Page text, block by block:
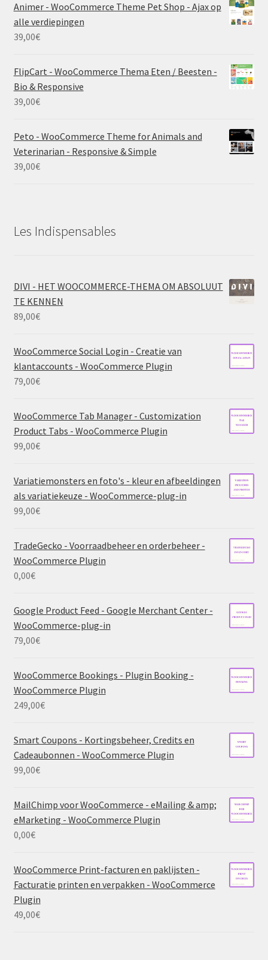
Animer - WooCommerce Theme Pet Shop - Ajax op
alle verdiepingen
39,00€
FlipCart - WooCommerce Thema Eten / Beesten -
Bio & Responsive
39,00€
Peto - WooCommerce Theme for Animals and
Veterinarian - Responsive & Simple
39,00€
Les Indispensables
DIVI - HET WOOCOMMERCE-THEMA OM ABSOLUUT
TE KENNEN
89,00€
WooCommerce Social Login - Creatie van
klantaccounts - WooCommerce Plugin
79,00€
WooCommerce Tab Manager - Customization
Product Tabs - WooCommerce Plugin
99,00€
Variatiemonsters en foto's - kleur en afbeeldingen
als variatiekeuze - WooCommerce-plug-in
99,00€
TradeGecko - Voorraadbeheer en orderbeheer -
WooCommerce Plugin
0,00€
Google Product Feed - Google Merchant Center -
WooCommerce-plug-in
79,00€
WooCommerce Bookings - Plugin Booking -
WooCommerce Plugin
249,00€
Smart Coupons - Kortingsbeheer, Credits en
Cadeaubonnen - WooCommerce Plugin
99,00€
MailChimp voor WooCommerce - eMailing & amp;
eMarketing - WooCommerce Plugin
0,00€
WooCommerce Print-facturen en paklijsten -
Facturatie printen en verpakken - WooCommerce
Plugin
49,00€